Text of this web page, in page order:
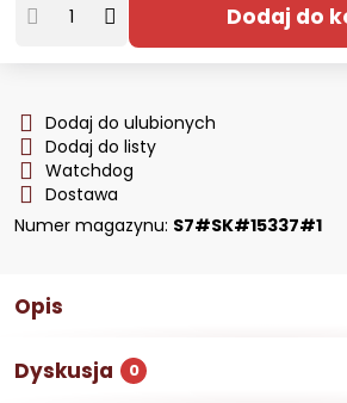
Dodaj do
Dodaj do ulubionych
Dodaj do listy
Watchdog
Dostawa
Numer magazynu: S7#SK#15337#1
Opis
Dyskusja 0